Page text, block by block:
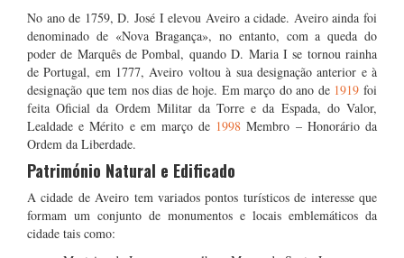
No ano de 1759, D. José I elevou Aveiro a cidade. Aveiro ainda foi
denominado de «Nova Bragança», no entanto, com a queda do
poder de Marquês de Pombal, quando D. Maria I se tornou rainha
de Portugal, em 1777, Aveiro voltou à sua designação anterior e à
designação que tem nos dias de hoje. Em março do ano de 1919 foi
feita Oficial da Ordem Militar da Torre e da Espada, do Valor,
Lealdade e Mérito e em março de 1998 Membro – Honorário da
Ordem da Liberdade.
Património Natural e Edificado
A cidade de Aveiro tem variados pontos turísticos de interesse que
formam um conjunto de monumentos e locais emblemáticos da
cidade tais como: